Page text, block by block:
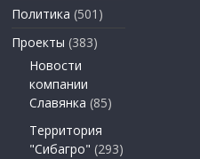
Политика (501)
Проекты (383)
Новости
компании
Славянка (85)
Территория
"Сибагро" (293)